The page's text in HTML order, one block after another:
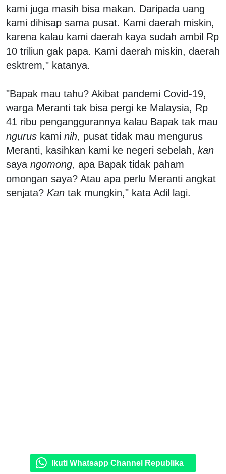
kami juga masih bisa makan. Daripada uang
kami dihisap sama pusat. Kami daerah miskin,
karena kalau kami daerah kaya sudah ambil Rp
10 triliun gak papa. Kami daerah miskin, daerah
esktrem," katanya.
"Bapak mau tahu? Akibat pandemi Covid-19,
warga Meranti tak bisa pergi ke Malaysia, Rp
41 ribu penganggurannya kalau Bapak tak mau
ngurus kami nih, pusat tidak mau mengurus
Meranti, kasihkan kami ke negeri sebelah, kan
saya ngomong, apa Bapak tidak paham
omongan saya? Atau apa perlu Meranti angkat
senjata? Kan tak mungkin," kata Adil lagi.
Ikuti Whatsapp Channel Republika